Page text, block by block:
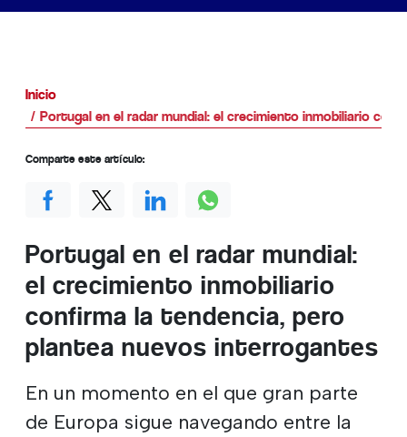
Inicio
Portugal en el radar mundial: el crecimiento inmobiliario
Portugal en el radar mundial:
el crecimiento inmobiliario
confirma la tendencia, pero
plantea nuevos interrogantes
En un momento en el que gran parte
de Europa sigue navegando entre la
Comparte este artículo: